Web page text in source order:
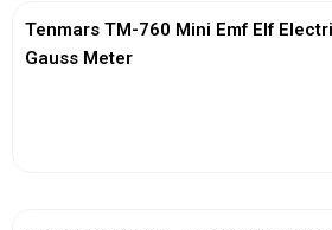
Tenmars TM-760 Mini Emf Elf
Gauss Meter